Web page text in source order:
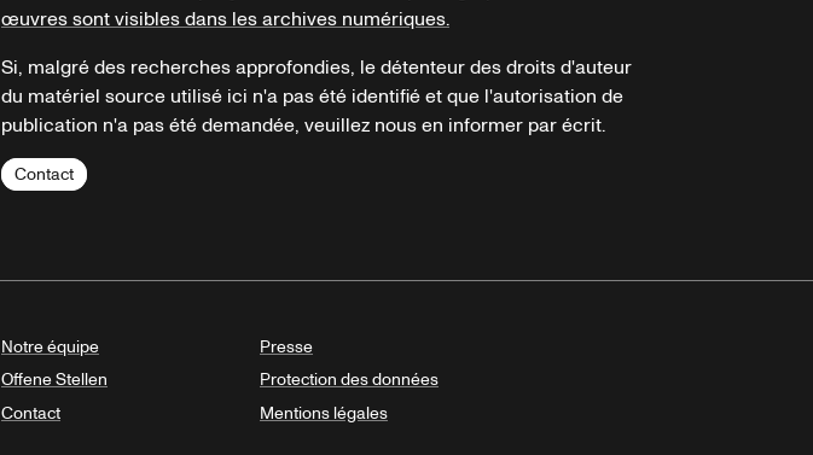
œuvres sont visibles dans les archives numériques.
Si, malgré des recherches approfondies, le détenteur des droits d'auteur
du matériel source utilisé ici n'a pas été identifié et que l'autorisation de
publication n'a pas été demandée, veuillez nous en informer par écrit.
Contact
Notre équipe
Offene Stellen
Contact
Presse
Protection des données
Mentions légales